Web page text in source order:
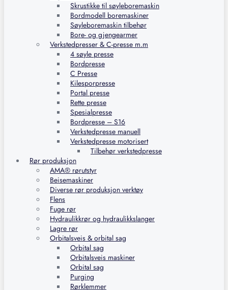
Skrustikke til søyleboremaskin
Bordmodell boremaskiner
Søyleboremaskin tilbehør
Bore- og gjengearmer
Verkstedpresser & C-presse m.m
4 søyle presse
Bordpresse
C Presse
Kilesporpresse
Portal presse
Rette presse
Spesialpresse
Bordpresse – S16
Verkstedpresse manuell
Verkstedpresse motorisert
Tilbehør verkstedpresse
Rør produksjon
AMA® rørutstyr
Beisemaskiner
Diverse rør produksjon verktøy
Flens
Fuge rør
Hydraulikkrør og hydraulikkslanger
Lagre rør
Orbitalsveis & orbital sag
Orbital sag
Orbitalsveis maskiner
Orbital sag
Purging
Rørklemmer